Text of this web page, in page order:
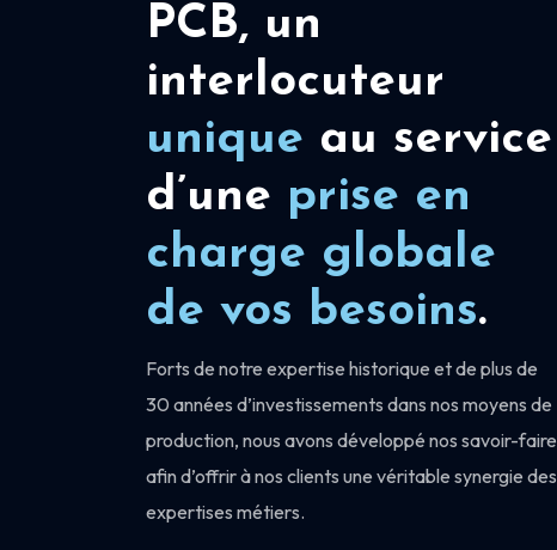
PCB, un
interlocuteur
unique au service
d’une prise en
charge globale
de vos besoins.
Forts de notre expertise historique et de plus de
30 années d’investissements dans nos moyens de
production, nous avons développé nos savoir-faire
afin d’offrir à nos clients une véritable synergie des
expertises métiers.